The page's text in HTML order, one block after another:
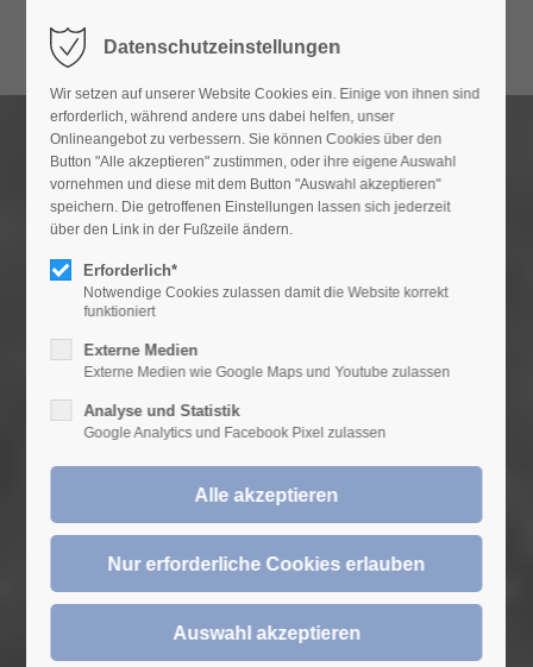
MEIN WOPFINGER
Herzlich Willkommen in unserem
Kundenportal
Hier finden Sie alle Informationen zu Ihren
Lieferscheinen.
Haben Sie Fragen zum Portal, Probleme mit dem
Login oder benötigen Sie Zugangsdaten wenden
Sie sich bitte an unseren Vertriebsinnendienst
untervertriebsinnendienst@wopfinger.com.
Zur Anmeldung
Datenschutzeinstellungen
Wir setzen auf unserer Website Cookies ein. Einige von ihnen sind
erforderlich, während andere uns dabei helfen, unser
Onlineangebot zu verbessern. Sie können Cookies über den
Button "Alle akzeptieren" zustimmen, oder ihre eigene Auswahl
vornehmen und diese mit dem Button "Auswahl akzeptieren"
speichern. Die getroffenen Einstellungen lassen sich jederzeit
über den Link in der Fußzeile ändern.
Erforderlich*
Notwendige Cookies zulassen damit die Website korrekt
funktioniert
Externe Medien
Externe Medien wie Google Maps und Youtube zulassen
Analyse und Statistik
Google Analytics und Facebook Pixel zulassen